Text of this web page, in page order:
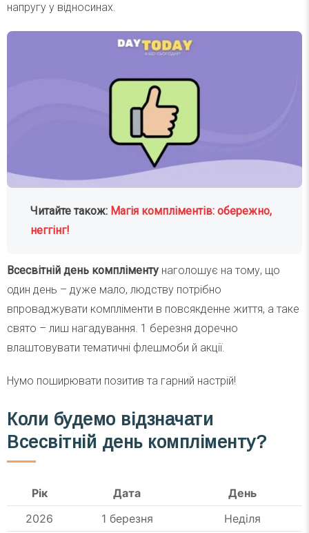
напругу у відносинах.
Читайте також: Магія компліментів: обережно,
неггінг!
Всесвітній день компліменту наголошує на тому, що
один день – дуже мало, людству потрібно
впроваджувати компліменти в повсякденне життя, а таке
свято – лиш нагадування. 1 березня доречно
влаштовувати тематичні флешмоби й акції.
Нумо поширювати позитив та гарний настрій!
Коли будемо відзначати
Всесвітній день компліменту?
Рік Дата
День
2026
1 березня Неділя